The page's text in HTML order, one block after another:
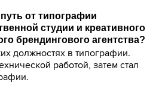
от типографии
студии и креативного
брендингового агентства?
должностях в типографии.
работой, затем стал